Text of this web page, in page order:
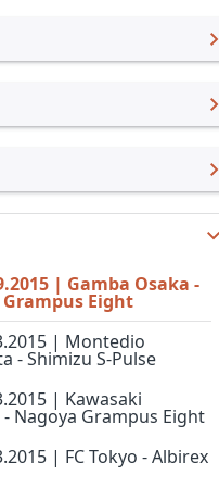
Kulüpler
Amatör
Kupası
Futbol Ligi
Ligi, 1. Lig, Kadınlar
Kupa
2026
2025
2024
2023
2022
2021
| Gamba Osaka -
Eight
| Montedio
- Shimizu S-Pulse
| Kawasaki
Nagoya Grampus Eight
| FC Tokyo - Albirex